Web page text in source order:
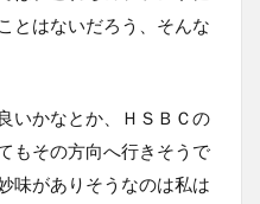
とはないだろう、そんな
いかなとか、ＨＳＢＣの
もその方向へ行きそうで
味がありそうなのは私は